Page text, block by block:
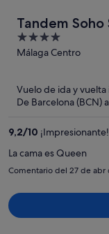
Tandem Soho
4
out
5
Málaga Centro
Vuelo de ida y
De Barcelona (BCN)
9,2/10
La cama es Queen
Comentario del 27 de abr